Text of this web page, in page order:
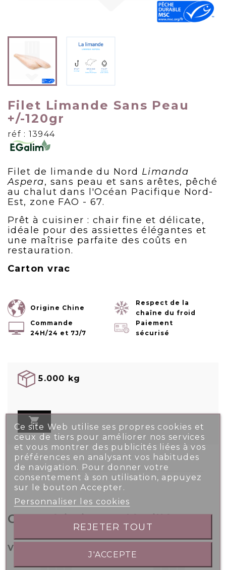
Filet Limande Sans Peau
+/-120gr
réf : 13944
Filet de limande du Nord Limanda
Aspera, sans peau et sans arêtes, pêché
au chalut dans l'Océan Pacifique Nord-
Est, zone FAO - 67.
Prêt à cuisiner : chair fine et délicate,
idéale pour des assiettes élégantes et
une maîtrise parfaite des coûts en
restauration.
Carton vrac
Origine Chine
Respect de la
chaîne du froid
Commande
24H/24 et 7J/7
Paiement
sécurisé
5.000 kg

Caractéristiques détaillées
VOUS AIMEREZ AUSSI
Ce site Web utilise ses propres cookies et
ceux de tiers pour améliorer nos services
et vous montrer des publicités liées à vos
préférences en analysant vos habitudes
de navigation. Pour donner votre
consentement à son utilisation, appuyez
sur le bouton Accepter.
Personnaliser les cookies
REJETER TOUT
J'ACCEPTE